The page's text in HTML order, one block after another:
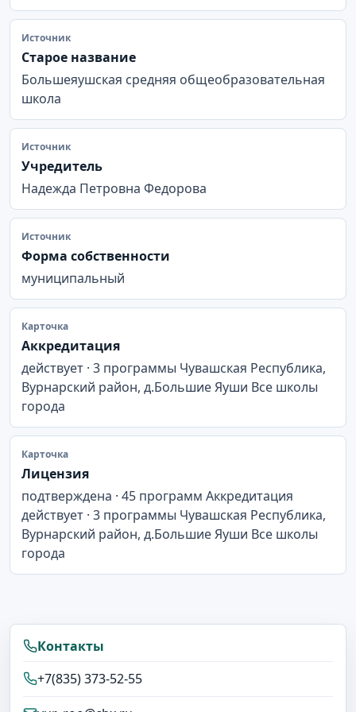
Источник
Старое название
Большеяушская средняя общеобразовательная
школа
Источник
Учредитель
Надежда Петровна Федорова
Источник
Форма собственности
муниципальный
Карточка
Аккредитация
действует · 3 программы Чувашская Республика,
Вурнарский район, д.Большие Яуши Все школы
города
Карточка
Лицензия
подтверждена · 45 программ Аккредитация
действует · 3 программы Чувашская Республика,
Вурнарский район, д.Большие Яуши Все школы
города
Контакты
+7(835) 373-52-55